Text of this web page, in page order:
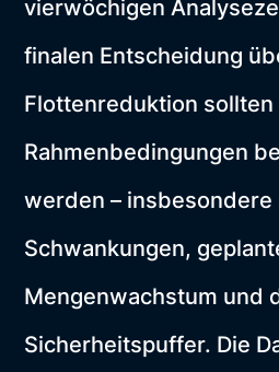
vierwöchigen
finalen Entscheidung
Flottenreduktion
Rahmenbedingungen
werden – insbesondere
Schwankungen,
Mengenwachstum und
Sicherheitspuffer. Die